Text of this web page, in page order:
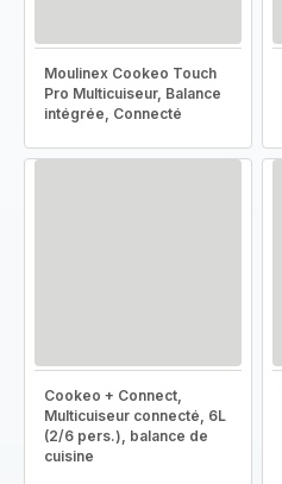
Moulinex Cookeo Touch
Pro Multicuiseur, Balance
intégrée, Connecté
Cookeo + Connect,
Multicuiseur connecté, 6L
(2/6 pers.), balance de
cuisine